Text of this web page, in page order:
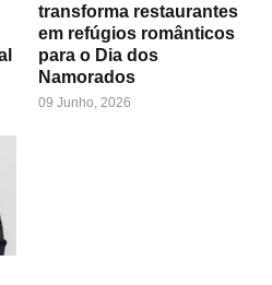
transforma restaurantes
em refúgios românticos
para o Dia dos
Namorados
09 Junho, 2026